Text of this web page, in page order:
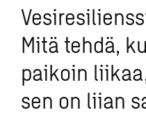
infrastruktuuriratkaisuja,
luovia järjestelmiä,
kulttuuriympäristöjen
Suunnitteluryhmämme
vuorovaikutusta
Mitä tehdä,
paikoin
sen on liian